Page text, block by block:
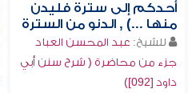
أحدكم إلى سترة فليدن
منها ...) , الدنو من السترة
للشيخ: عبد المحسن العباد
جزء من محاضرة ( شرح سنن أبي
داود [092])